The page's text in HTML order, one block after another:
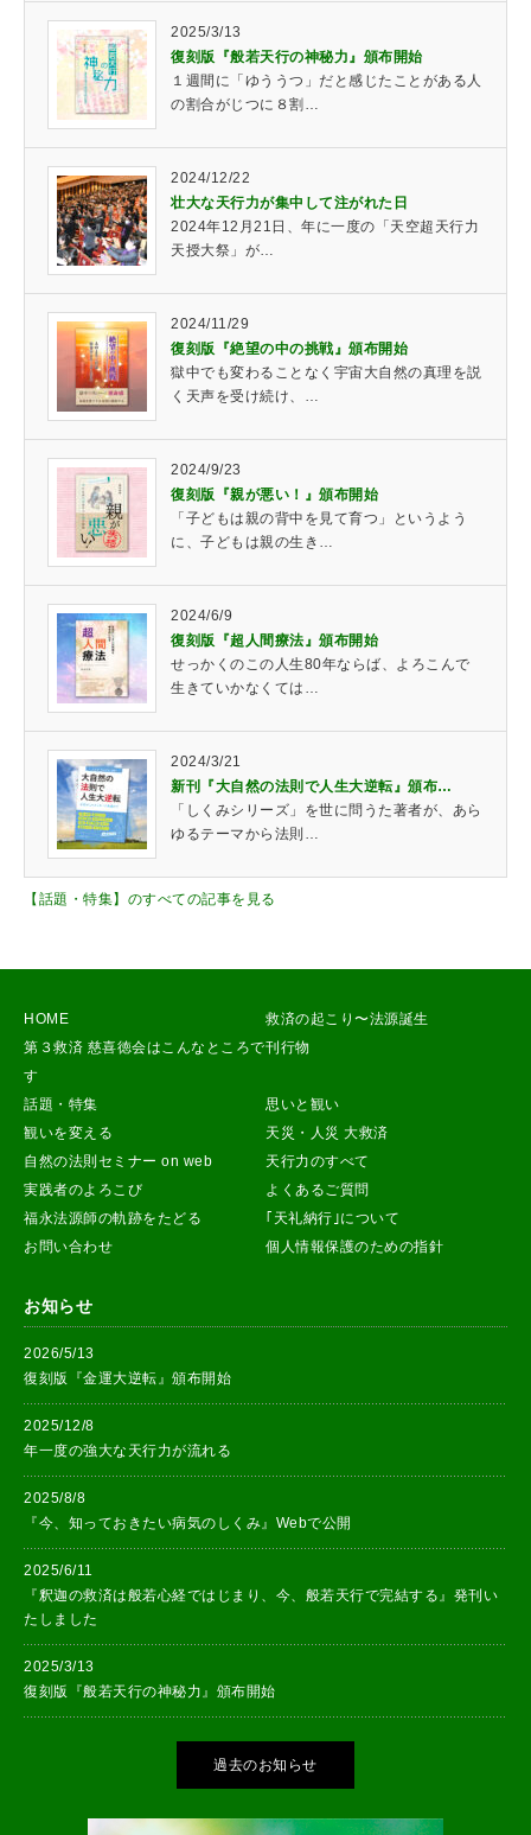
2025/3/13
復刻版『般若天行の神秘力』頒布開始
１週間に「ゆううつ」だと感じたことがある人
の割合がじつに８割…
2024/12/22
壮大な天行力が集中して注がれた日
2024年12月21日、年に一度の「天空超天行力
天授大祭」が…
2024/11/29
復刻版『絶望の中の挑戦』頒布開始
獄中でも変わることなく宇宙大自然の真理を説
く天声を受け続け、…
2024/9/23
復刻版『親が悪い！』頒布開始
「子どもは親の背中を見て育つ」というよう
に、子どもは親の生き…
2024/6/9
復刻版『超人間療法』頒布開始
せっかくのこの人生80年ならば、よろこんで
生きていかなくては…
2024/3/21
新刊『大自然の法則で人生大逆転』頒布…
「しくみシリーズ」を世に問うた著者が、あら
ゆるテーマから法則…
【話題・特集】のすべての記事を見る
HOME
救済の起こり〜法源誕生
第３救済 慈喜徳会はこんなところで
す
刊行物
話題・特集
思いと観い
観いを変える
天災・人災 大救済
自然の法則セミナー on web
天行力のすべて
実践者のよろこび
よくあるご質問
福永法源師の軌跡をたどる
｢天礼納行｣について
お問い合わせ
個人情報保護のための指針
お知らせ
2026/5/13
復刻版『金運大逆転』頒布開始
2025/12/8
年一度の強大な天行力が流れる
2025/8/8
『今、知っておきたい病気のしくみ』Webで公開
2025/6/11
『釈迦の救済は般若心経ではじまり、今、般若天行で完結する』発刊い
たしました
2025/3/13
復刻版『般若天行の神秘力』頒布開始
過去のお知らせ